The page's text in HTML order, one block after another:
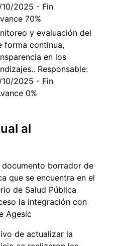
10/2025 - Fin
70%
y evaluación del
forma continua,
en los
Responsable:
10/2025 - Fin
0%
al
documento borrador de
que se encuentra en el
de Salud Pública
la integración con
Agesic
de actualizar la